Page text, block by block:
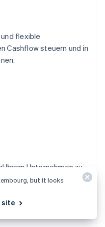
flexible
Cashflow steuern und in
Ihrem Unternehmen zu
but it looks
site